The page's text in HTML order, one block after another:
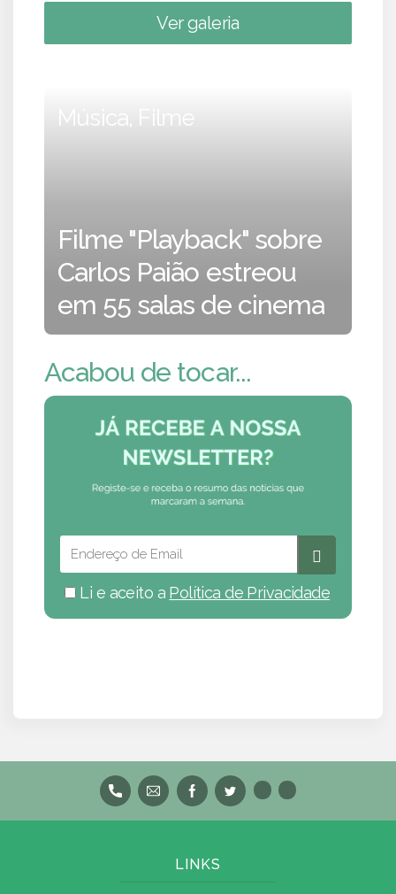
Ver galeria
Música, Filme
Filme "Playback" sobre
Carlos Paião estreou
em 55 salas de cinema
Acabou de tocar...
Li e aceito a Política de Privacidade
LINKS